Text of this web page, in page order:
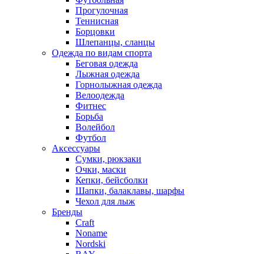
Прогулочная
Теннисная
Борцовки
Шлепанцы, сланцы
Одежда по видам спорта
Беговая одежда
Лыжная одежда
Горнолыжная одежда
Велоодежда
Фитнес
Борьба
Волейбол
Футбол
Аксессуары
Сумки, рюкзаки
Очки, маски
Кепки, бейсболки
Шапки, балаклавы, шарфы
Чехол для лыж
Бренды
Craft
Noname
Nordski